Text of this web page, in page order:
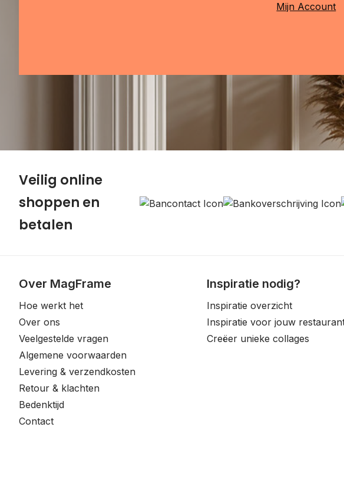
Mijn Account
Veilig online
shoppen en
betalen
Over MagFrame
Hoe werkt het
Over ons
Veelgestelde vragen
Algemene voorwaarden
Levering & verzendkosten
Retour & klachten
Bedenktijd
Contact
Inspiratie nodig?
Inspiratie overzicht
Inspiratie voor jouw
Creëer unieke collages